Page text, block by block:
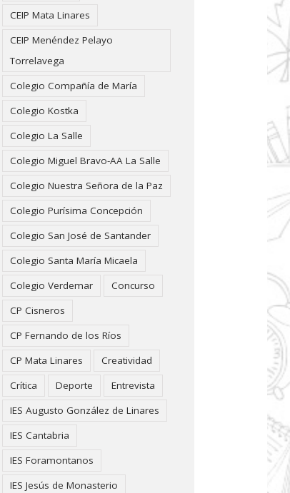
CEIP Mata Linares
CEIP Menéndez Pelayo
Torrelavega
Colegio Compañía de María
Colegio Kostka
Colegio La Salle
Colegio Miguel Bravo-AA La Salle
Colegio Nuestra Señora de la Paz
Colegio Purísima Concepción
Colegio San José de Santander
Colegio Santa María Micaela
Colegio Verdemar
Concurso
CP Cisneros
CP Fernando de los Ríos
CP Mata Linares
Creatividad
Crítica
Deporte
Entrevista
IES Augusto González de Linares
IES Cantabria
IES Foramontanos
IES Jesús de Monasterio